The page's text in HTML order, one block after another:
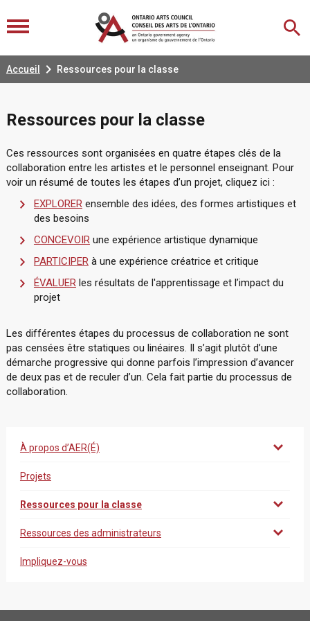
Accueil  Ressources pour la classe
Ressources pour la classe
Ces ressources sont organisées en quatre étapes clés de la
collaboration entre les artistes et le personnel enseignant. Pour
voir un résumé de toutes les étapes d’un projet, cliquez ici :
EXPLORER ensemble des idées, des formes artistiques et
des besoins
CONCEVOIR une expérience artistique dynamique
PARTICIPER à une expérience créatrice et critique
ÉVALUER les résultats de l'apprentissage et l’impact du
projet
Les différentes étapes du processus de collaboration ne sont
pas censées être statiques ou linéaires. Il s’agit plutôt d’une
démarche progressive qui donne parfois l’impression d’avancer
de deux pas et de reculer d’un. Cela fait partie du processus de
collaboration.
À propos d’AER(É)
Projets
Ressources pour la classe
Ressources des administrateurs
Impliquez-vous